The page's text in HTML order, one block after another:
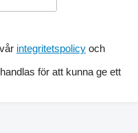
integritetspolicy och
för att kunna ge ett